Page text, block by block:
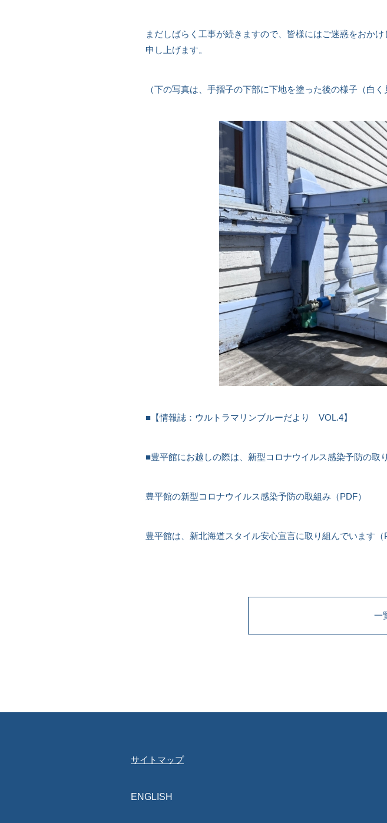
まだしばらく工事が続きますので、皆様にはご迷惑をおか
申し上げます。
（下の写真は、手摺子の下部に下地を塗った後の様子（白く
■【情報誌：ウルトラマリンブルーだより VOL.4】
■豊平館にお越しの際は、新型コロナウイルス感染予防の取
豊平館の新型コロナウイルス感染予防の取組み（PDF）
豊平館は、新北海道スタイル安心宣言に取り組んでいます（
一
サイトマップ
ENGLISH